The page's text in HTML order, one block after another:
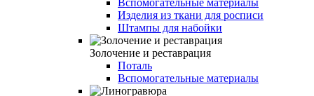
Изделия из ткани для росписи
Штампы для набойки
Золочение и реставрация
Поталь
Вспомогательные материалы